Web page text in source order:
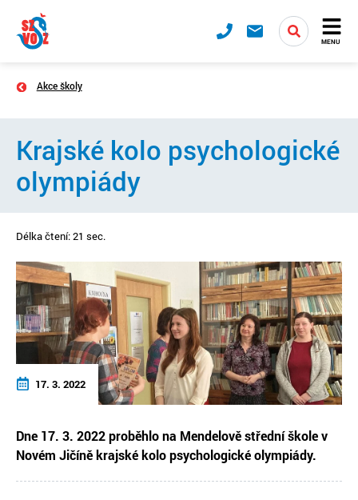
MENU
Akce školy
Krajské kolo psychologické
olympiády
Délka čtení: 21 sec.
17. 3. 2022
Dne 17. 3. 2022 proběhlo na Mendelově střední škole v
Novém Jičíně krajské kolo psychologické olympiády.